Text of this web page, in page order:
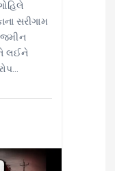
સરીગામ
જમીન
લઈને